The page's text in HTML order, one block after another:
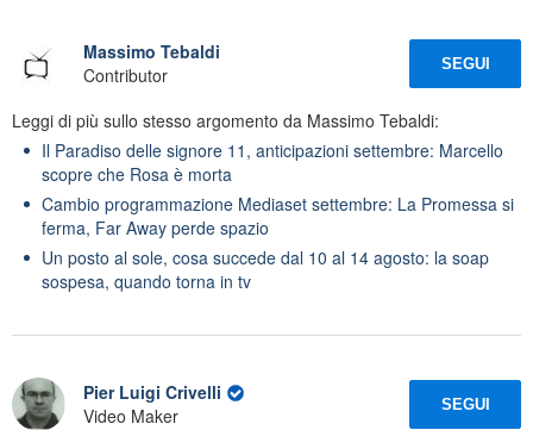
Massimo Tebaldi
Contributor
SEGUI
Leggi di più sullo stesso argomento da Massimo Tebaldi:
Il Paradiso delle signore 11, anticipazioni settembre: Marcello
scopre che Rosa è morta
Cambio programmazione Mediaset settembre: La Promessa si
ferma, Far Away perde spazio
Un posto al sole, cosa succede dal 10 al 14 agosto: la soap
sospesa, quando torna in tv
Pier Luigi Crivelli
Video Maker
SEGUI